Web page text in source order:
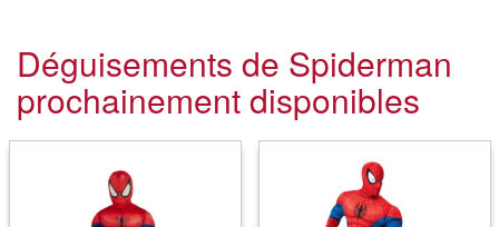
Déguisements de Spiderman
prochainement disponibles